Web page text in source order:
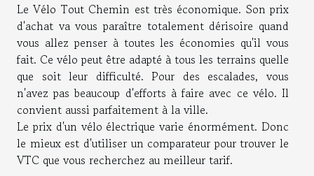
Le Vélo Tout Chemin est très économique. Son prix
d'achat va vous paraître totalement dérisoire quand
vous allez penser à toutes les économies qu'il vous
fait. Ce vélo peut être adapté à tous les terrains quelle
que soit leur difficulté. Pour des escalades, vous
n'avez pas beaucoup d'efforts à faire avec ce vélo. Il
convient aussi parfaitement à la ville.
Le prix d'un vélo électrique varie énormément. Donc
le mieux est d'utiliser un comparateur pour trouver le
VTC que vous recherchez au meilleur tarif.